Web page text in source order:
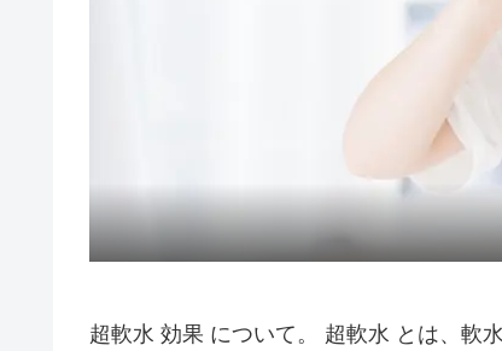
超軟水 効果 について。 超軟水 とは、軟